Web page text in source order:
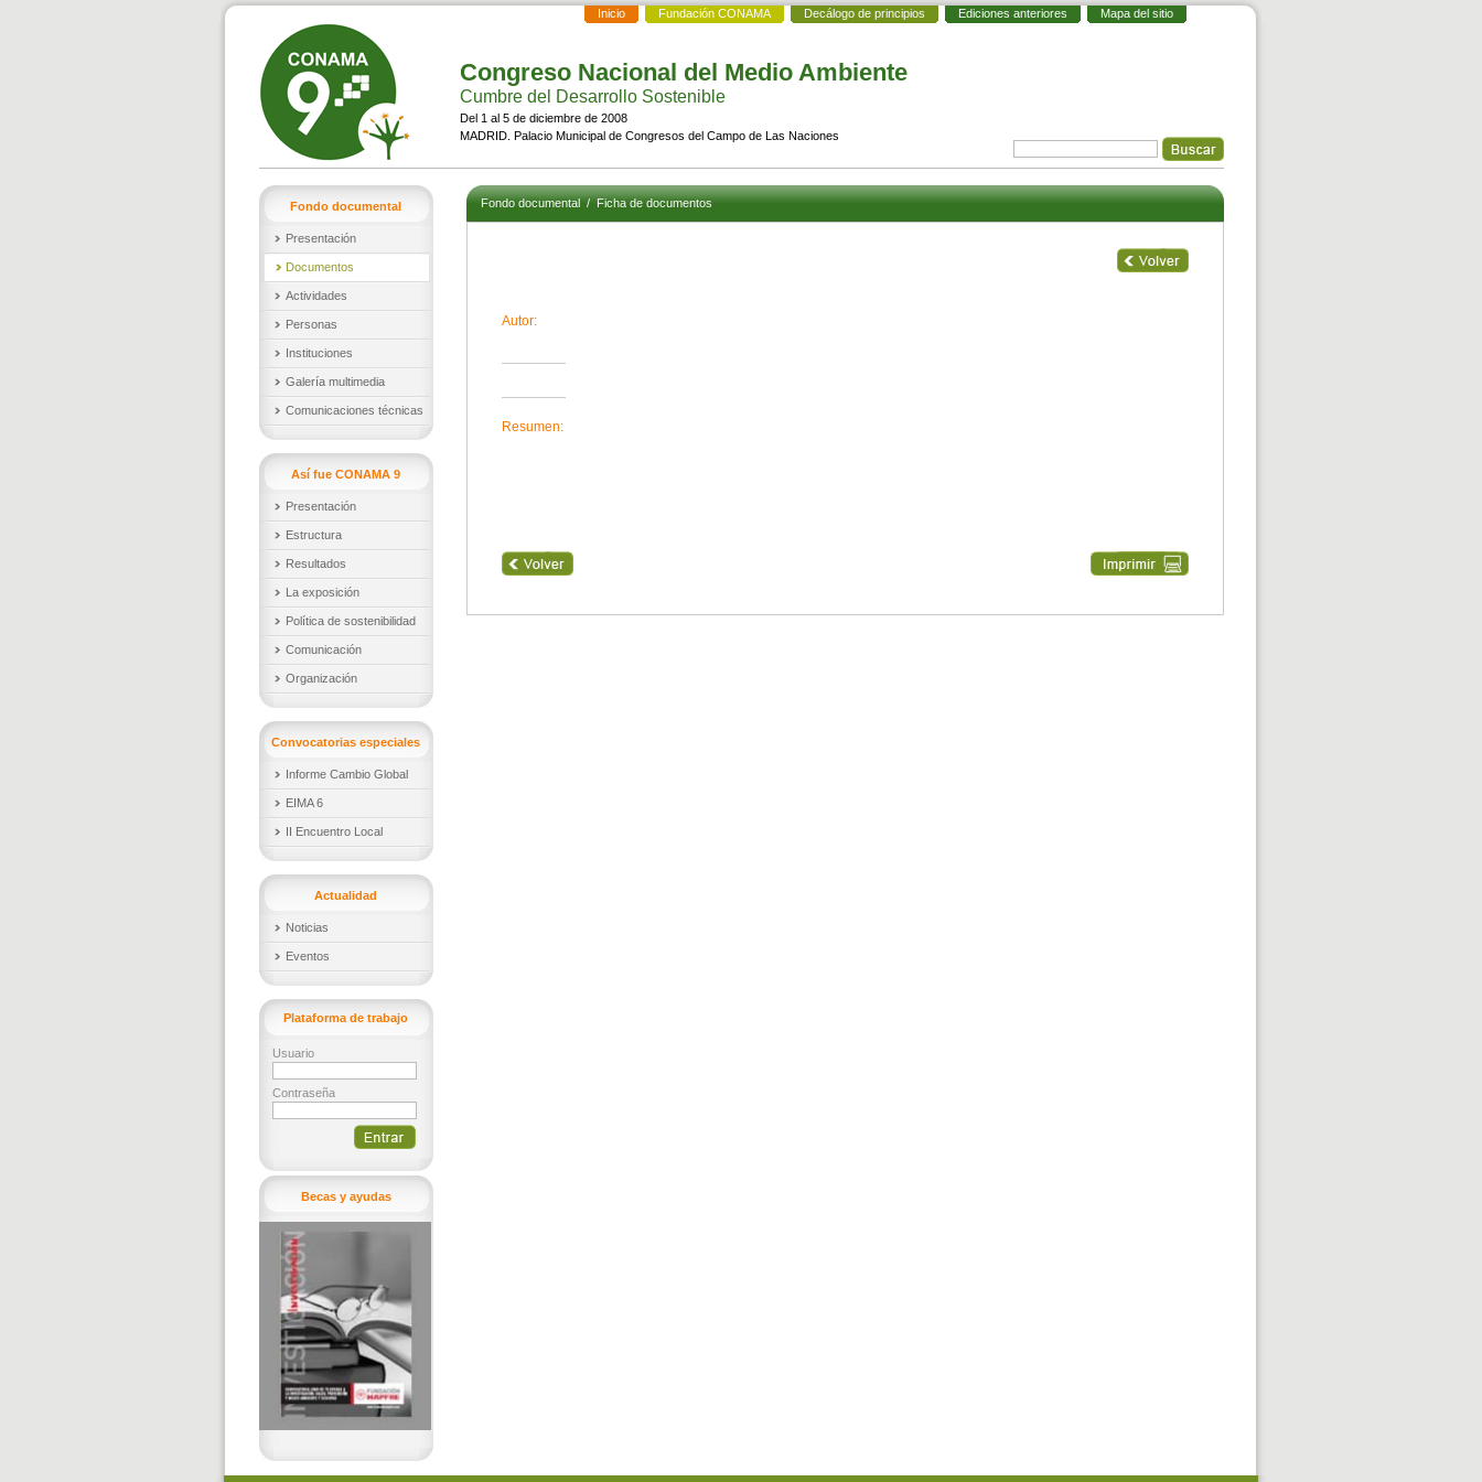
Inicio Fundación CONAMA Decálogo de principios Ediciones anteriores Mapa del sitio
Congreso Nacional del Medio Ambiente
Cumbre del Desarrollo Sostenible
Del 1 al 5 de diciembre de 2008
MADRID. Palacio Municipal de Congresos del Campo de Las Naciones
Fondo documental
Presentación
Documentos
Actividades
Personas
Instituciones
Galería multimedia
Comunicaciones técnicas
Así fue CONAMA 9
Presentación
Estructura
Resultados
La exposición
Política de sostenibilidad
Comunicación
Organización
Convocatorias especiales
Informe Cambio Global
EIMA 6
II Encuentro Local
Actualidad
Noticias
Eventos
Plataforma de trabajo
Usuario
Contraseña
Becas y ayudas
Fondo documental/Ficha de documentos
Autor:
Resumen: